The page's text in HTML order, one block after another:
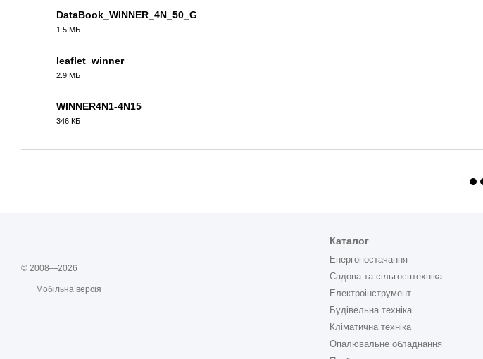
DataBook_WINNER_4N_50_G
1.5 МБ
leaflet_winner
2.9 МБ
WINNER4N1-4N15
346 КБ
© 2008—2026
Мобільна версія
Каталог
Енергопостачання
Садова та сільгосптехніка
Електроінструмент
Будівельна техніка
Кліматична техніка
Опалювальне обладнання